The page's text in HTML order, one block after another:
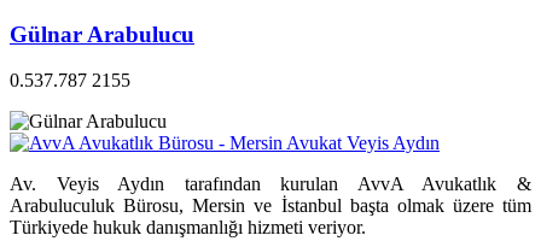
Gülnar Arabulucu
0.537.787 2155
Av. Veyis Aydın tarafından kurulan AvvA Avukatlık &
Arabuluculuk Bürosu, Mersin ve İstanbul başta olmak üzere tüm
Türkiyede hukuk danışmanlığı hizmeti veriyor.